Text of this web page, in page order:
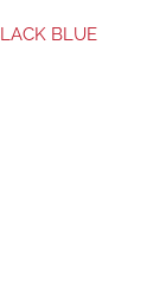
BLUE